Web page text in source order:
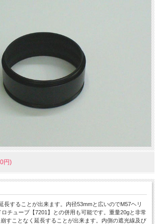
円)
長することが出来ます。内径53mmと広いのでM57ヘリ
チューブ【7201】との併用も可能です。重量20gと非常
すことなく延長することが出来ます。内側の遮光線及び